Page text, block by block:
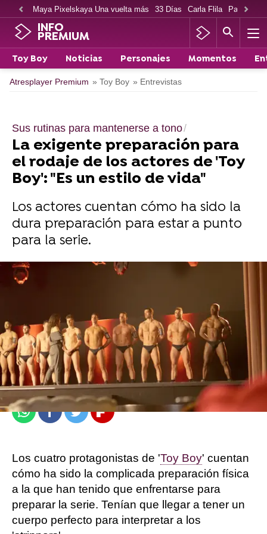
Maya Pixelskaya Una vuelta más 33 Días Carla Flila Paco
INFO
PREMIUM
Toy Boy Noticias Personajes Momentos
Atresplayer Premium » Toy Boy » Entrevistas
Sus rutinas para mantenerse a tono
La exigente preparación para
el rodaje de los actores de 'Toy
Boy': "Es un estilo de vida"
Los actores cuentan cómo ha sido la
dura preparación para estar a punto
para la serie.
atresplayer
Madrid
Publicado:25 de octubre de 2021, 12:18
WhatsappFacebook
TwitterFlipboard
Los cuatro protagonistas de 'Toy Boy' cuentan
cómo ha sido la complicada preparación física
a la que han tenido que enfrentarse para
preparar la serie. Tenían que llegar a tener un
cuerpo perfecto para interpretar a los